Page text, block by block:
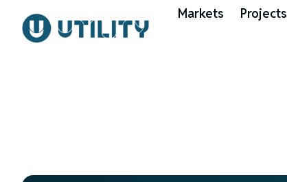
Markets Projects